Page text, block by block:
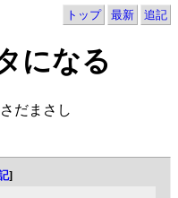
トップ 最新 追記
になる
だまさし
]